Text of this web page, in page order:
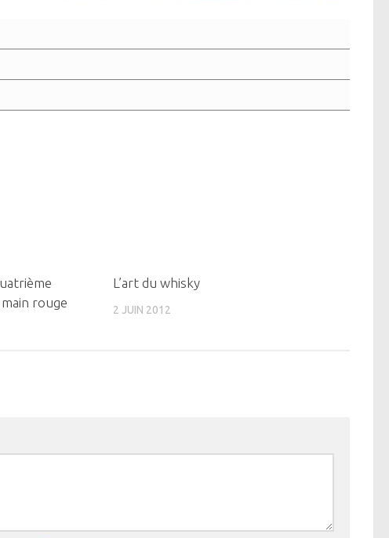
rouge
L’art du whisky
2 JUIN 2012